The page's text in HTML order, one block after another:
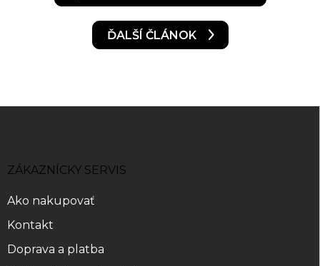
ĎALŠÍ ČLÁNOK
e
ZÁKAZNÍCKY SERVIS
Ako nakupovať
Kontakt
Doprava a platba